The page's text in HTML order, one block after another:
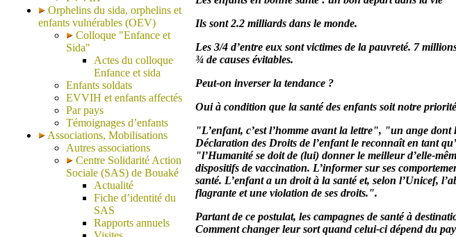
Orphelins du sida, orphelins et
enfants vulnérables (OEV)
Colloque "Enfance et
Sida"
Actes du colloque
Enfance et sida
Enfants soldats
EVVIH et enfants affectés
Par pays
Témoignages d’enfants
Associations, Mobilisations
Autres associations
Centre Solidarité Action
Sociale (SAS) de Bouaké
Actualité
Fiche d’identité du
SAS
Rapports annuels
Ils sont 2.2 milliards dans le monde.
Les 3/4 d’entre eux sont victimes de la pauvreté. 7
¾ de causes évitables.
Peut-on inverser la tendance ?
Oui à condition que la santé des enfants soit notre
"L’enfant, c’est l’homme avant la lettre", "un ange
Déclaration des Droits de l’enfant le reconnaît en tant
"l’Humanité se doit de (lui) donner le meilleur d’elle-
dispositifs de vaccination. L’informer sur ses
santé. L’enfant a un droit à la santé et, selon l’Unicef,
flagrante et une violation de ses droits.".
Partant de ce postulat, les campagnes de santé à
Comment changer leur sort quand celui-ci dépend du